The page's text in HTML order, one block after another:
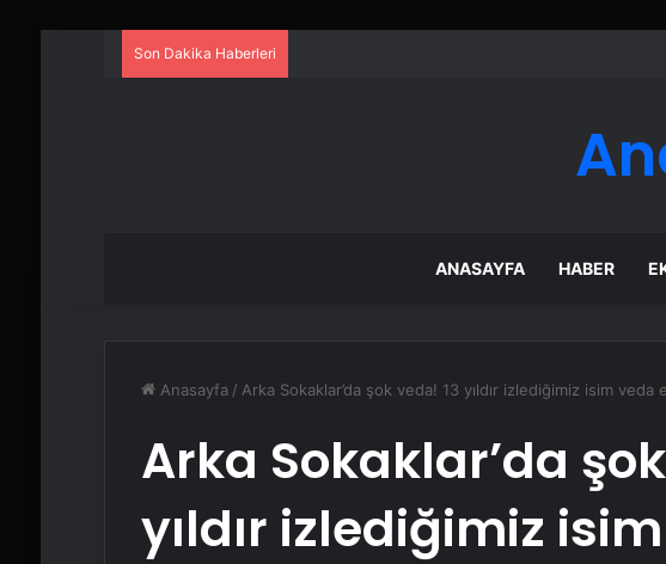
Son Dakika Haberleri
ANASAYFA HABER
Anasayfa / Arka Sokaklar’da şok veda! 13 yıldır izlediğimiz isim veda
Arka Sokaklar’da
yıldır izlediğimiz